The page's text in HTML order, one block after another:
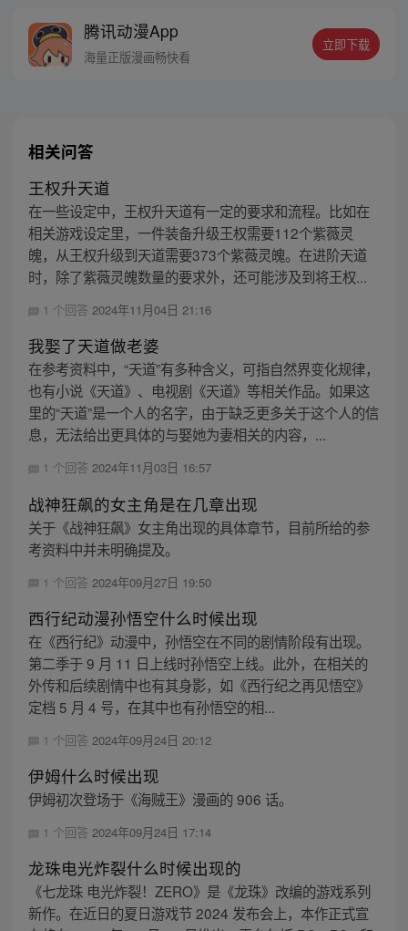
者，传授天下。这是一个师道传承，培养、
指点世界最强者的牛逼拉风故事。
腾讯动漫App
海量正版漫画畅快看
立即下载
相关问答
王权升天道
在一些设定中，王权升天道有一定的要求和流程。比如在
相关游戏设定里，一件装备升级王权需要112个紫薇灵
魄，从王权升级到天道需要373个紫薇灵魄。在进阶天道
时，除了紫薇灵魄数量的要求外，还可能涉及到将王权...
1 个回答 2024年11月04日 21:16
我娶了天道做老婆
在参考资料中，“天道”有多种含义，可指自然界变化规律，
也有小说《天道》、电视剧《天道》等相关作品。如果这
里的“天道”是一个人的名字，由于缺乏更多关于这个人的信
息，无法给出更具体的与娶她为妻相关的内容，...
1 个回答 2024年11月03日 16:57
战神狂飙的女主角是在几章出现
关于《战神狂飙》女主角出现的具体章节，目前所给的参
考资料中并未明确提及。
1 个回答 2024年09月27日 19:50
西行纪动漫孙悟空什么时候出现
在《西行纪》动漫中，孙悟空在不同的剧情阶段有出现。
第二季于 9 月 11 日上线时孙悟空上线。此外，在相关的
外传和后续剧情中也有其身影，如《西行纪之再见悟空》
定档 5 月 4 号，在其中也有孙悟空的相...
1 个回答 2024年09月24日 20:12
伊姆什么时候出现
伊姆初次登场于《海贼王》漫画的 906 话。
1 个回答 2024年09月24日 17:14
龙珠电光炸裂什么时候出现的
《七龙珠 电光炸裂！ZERO》是《龙珠》改编的游戏系列
新作。在近日的夏日游戏节 2024 发布会上，本作正式宣